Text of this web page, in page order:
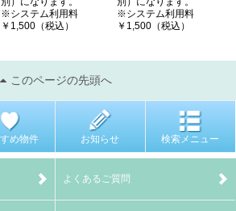
※システム利用料
￥1,500（税込）
※システム利用料
￥1,500（税込）
このページの先頭へ
め物件 お知らせ 検索メニュー
よくあるご質問